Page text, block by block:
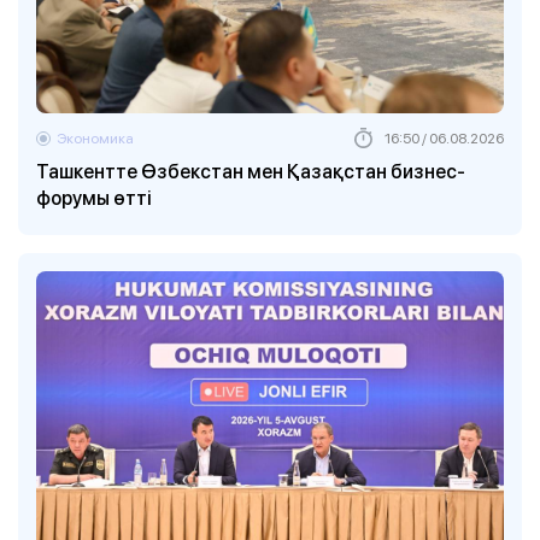
Ташкентте Өзбекстан мен Қазақстан бизнес-
форумы өтті
Экономика 16:50 / 06.08.2026